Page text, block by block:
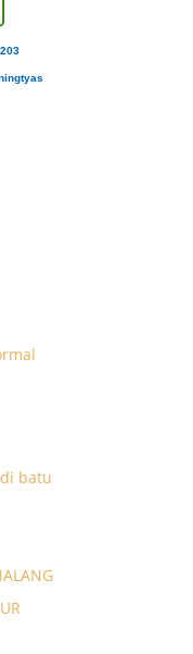
batu